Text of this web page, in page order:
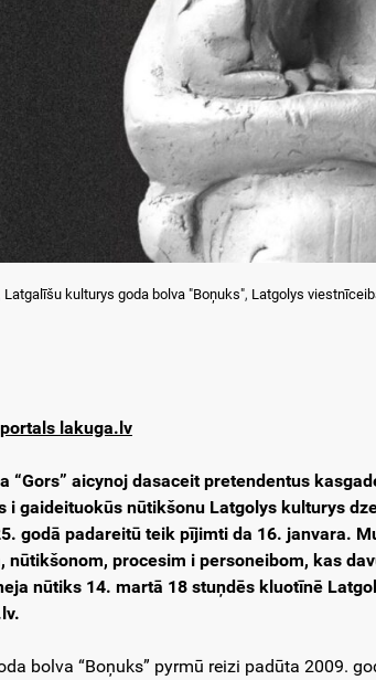
Latgalīšu kulturys goda bolva "Boņuks", Latgolys
lakuga.lv
“Gors” aicynoj dasaceit pretendentus
i gaideituokūs nūtikšonu Latgolys kulturys
godā padareitū teik pījimti da 16. janvara.
procesim i personeibom, kas
nūtiks 14. martā 18 stuņdēs kluotīnē
bolva “Boņuks” pyrmū reizi padūta 2009.